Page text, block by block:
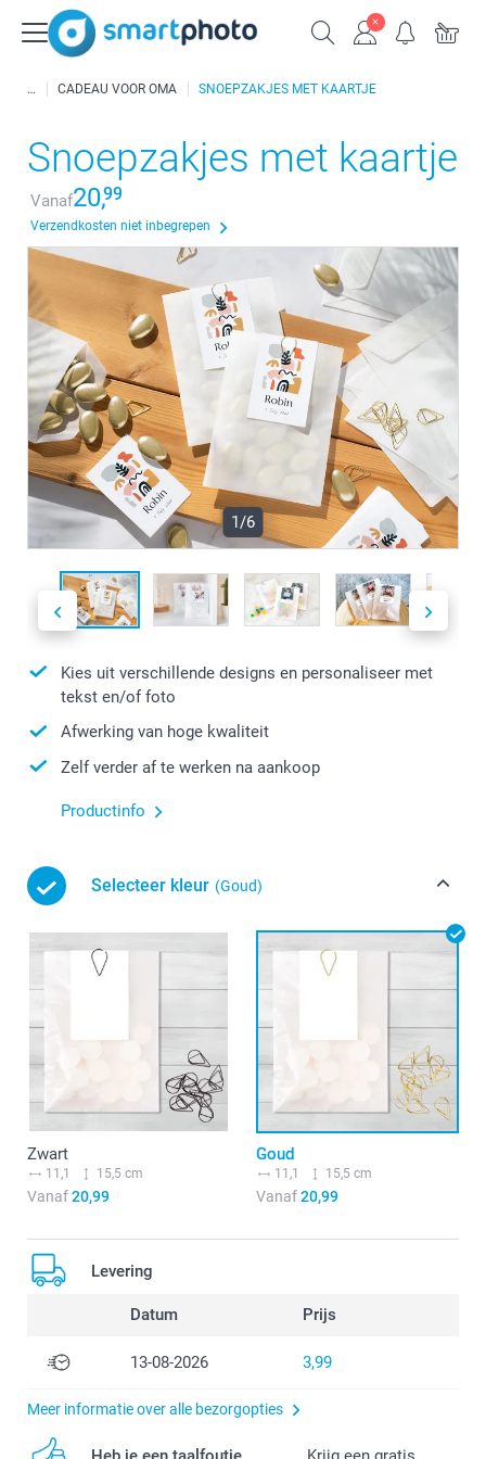
CADEAU VOOR OMA SNOEPZAKJES MET KAARTJE
Snoepzakjes met kaartje
Vanaf20,99
Verzendkosten niet inbegrepen
1/6
Kies uit verschillende designs en personaliseer met
tekst en/of foto
Afwerking van hoge kwaliteit
Zelf verder af te werken na aankoop
Productinfo
Selecteer kleur (Goud)
Zwart
11,1 15,5 cm
Vanaf20,99
Goud
11,1 15,5 cm
Vanaf20,99
Levering
Datum Prijs
13-08-2026 3,99
Meer informatie over alle bezorgopties